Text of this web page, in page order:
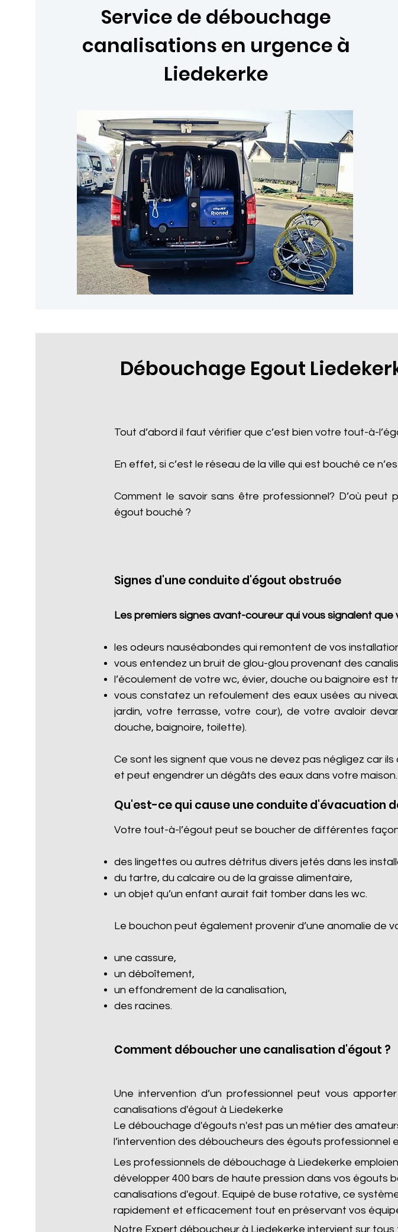
Service de débouchage
canalisations en urgence à
Liedekerke
Débouchage Egout
Tout d’abord il faut vérifier que c’est bien votre tout-à-
En effet, si c’est le réseau de la ville qui est bouché ce
Comment le savoir sans être professionnel? D’où peut
égout bouché ?
Signes d'une conduite d'égout obstruée
Les premiers signes avant-coureur qui vous signalent
les odeurs nauséabondes qui remontent de vos
vous entendez un bruit de glou-glou provenant des
l’écoulement de votre wc, évier, douche ou baignoire est
vous constatez un refoulement des eaux usées au
jardin, votre terrasse, votre cour), de votre avaloir
douche, baignoire, toilette).
Ce sont les signent que vous ne devez pas négligez car
et peut engendrer un dégâts des eaux dans votre maison.
Qu'est-ce qui cause une conduite d'évacuation
Votre tout-à-l’égout peut se boucher de différentes
des lingettes ou autres détritus divers jetés dans les
du tartre, du calcaire ou de la graisse alimentaire,
un objet qu’un enfant aurait fait tomber dans les wc.
Le bouchon peut également provenir d’une anomalie de
une cassure,
un déboîtement,
un effondrement de la canalisation,
des racines.​
Comment déboucher une canalisation d'égout ?
Une intervention d’un professionnel peut vous
canalisations d'égout à Liedekerke
Le débouchage d'égouts n'est pas un métier des
l’intervention des déboucheurs des égouts professionnel
Les professionnels de débouchage à Liedekerke
développer 400 bars de haute pression dans vos égouts
canalisations d'egout. Equipé de buse rotative, ce
rapidement et efficacement tout en préservant vos
Notre Expert déboucheur à Liedekerke intervient sur